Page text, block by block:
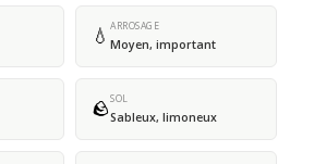
💧 ARROSAGE
Moyen, important
🪨SOL
Sableux, limoneux